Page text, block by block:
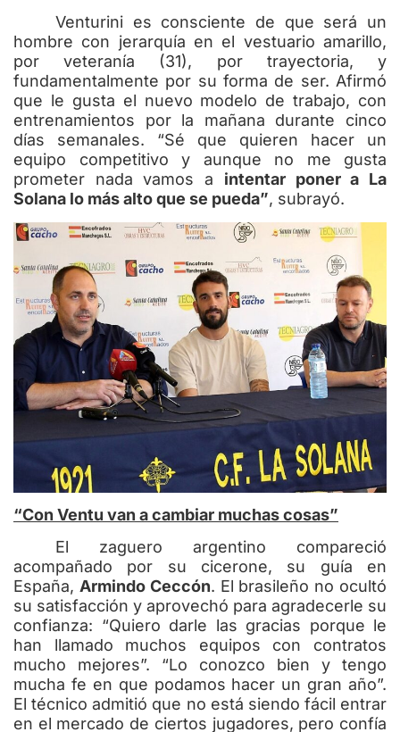
Venturini es consciente de que será un
hombre con jerarquía en el vestuario amarillo,
por veteranía (31), por trayectoria, y
fundamentalmente por su forma de ser. Afirmó
que le gusta el nuevo modelo de trabajo, con
entrenamientos por la mañana durante cinco
días semanales. “Sé que quieren hacer un
equipo competitivo y aunque no me gusta
prometer nada vamos a intentar poner a La
Solana lo más alto que se pueda”, subrayó.
“Con Ventu van a cambiar muchas cosas”
El zaguero argentino compareció
acompañado por su cicerone, su guía en
España, Armindo Ceccón. El brasileño no ocultó
su satisfacción y aprovechó para agradecerle su
confianza: “Quiero darle las gracias porque le
han llamado muchos equipos con contratos
mucho mejores”. “Lo conozco bien y tengo
mucha fe en que podamos hacer un gran año”.
El técnico admitió que no está siendo fácil entrar
en el mercado de ciertos jugadores, pero confía